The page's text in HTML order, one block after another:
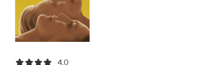
4.0 out of 5.0 stars
4.0